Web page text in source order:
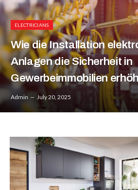
ELECTRICIANS
Wie die Installation
Anlagen die Sicherheit in
Gewerbeimmobilien
Admin July 20, 2025